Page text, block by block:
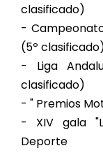
clasificado)
-
(5º
- Liga
clasificado)
- " Premios
- XIV gala
Deporte